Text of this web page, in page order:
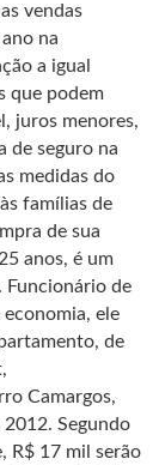
vendas
na
a igual
que podem
juros menores,
de seguro na
medidas do
famílias de
de sua
anos, é um
Funcionário de
ele
de
Camargos,
Segundo
R$ 17 mil serão